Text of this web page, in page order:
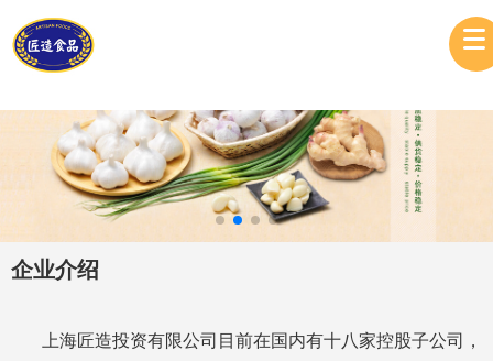
企业介绍
上海匠造投资有限公司目前在国内有十八家控股子公司，